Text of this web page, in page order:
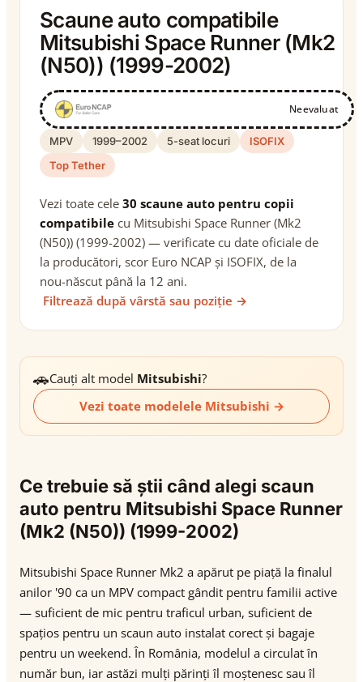
Scaune auto compatibile
Mitsubishi Space Runner (Mk2
(N50)) (1999-2002)
Neevaluat
MPV 1999–2002 5-seat locuri
ISOFIX
Top Tether
Vezi toate cele 30 scaune auto pentru copii
compatibile cu Mitsubishi Space Runner (Mk2
(N50)) (1999-2002) — verificate cu date oficiale de
la producători, scor Euro NCAP și ISOFIX, de la
nou-născut până la 12 ani.
Filtrează după vârstă sau poziție →
🚗Cauți alt model Mitsubishi?
Vezi toate modelele Mitsubishi →
Ce trebuie să știi când alegi scaun
auto pentru Mitsubishi Space Runner
(Mk2 (N50)) (1999-2002)
Mitsubishi Space Runner Mk2 a apărut pe piață la finalul
anilor '90 ca un MPV compact gândit pentru familii active
— suficient de mic pentru traficul urban, suficient de
spațios pentru un scaun auto instalat corect și bagaje
pentru un weekend. În România, modelul a circulat în
număr bun, iar astăzi mulți părinți îl moștenesc sau îl